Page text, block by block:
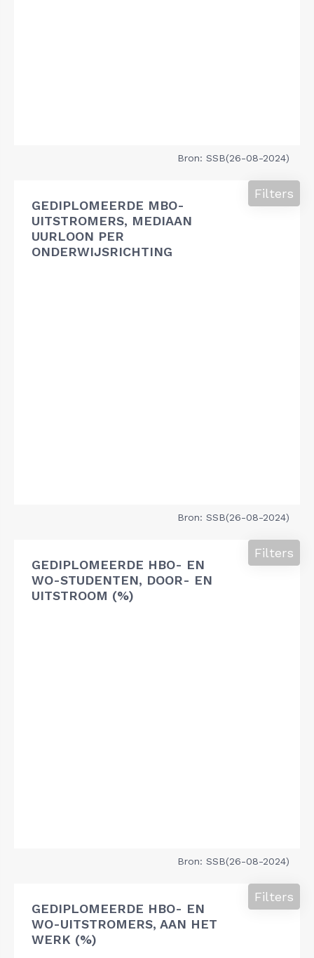
Bron: SSB(26-08-2024)
GEDIPLOMEERDE MBO-
UITSTROMERS, MEDIAAN
UURLOON PER
ONDERWIJSRICHTING
Filters
Bron: SSB(26-08-2024)
GEDIPLOMEERDE HBO- EN
WO-STUDENTEN, DOOR- EN
UITSTROOM (%)
Filters
Bron: SSB(26-08-2024)
GEDIPLOMEERDE HBO- EN
WO-UITSTROMERS, AAN HET
WERK (%)
Filters